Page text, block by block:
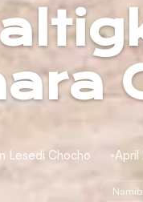
Lesedi Chocho April